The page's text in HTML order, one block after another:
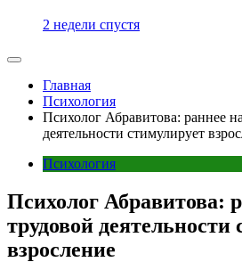
2 недели спустя
Главная
Психология
Психолог Абравитова: раннее
деятельности стимулирует
Психология
Психолог Абравитова:
трудовой деятельности
взросление